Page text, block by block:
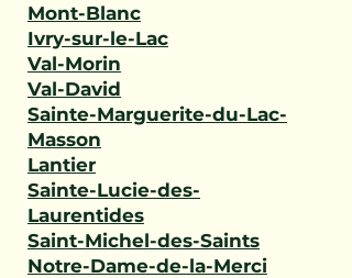
Mont-Blanc
Ivry-sur-le-Lac
Val-Morin
Val-David
Sainte-Marguerite-du-Lac-
Masson
Lantier
Sainte-Lucie-des-
Laurentides
Saint-Michel-des-Saints
Notre-Dame-de-la-Merci